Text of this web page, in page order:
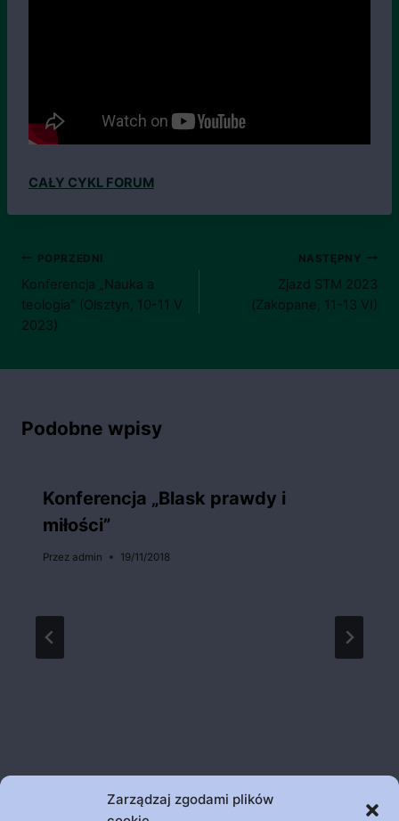
Zarządzaj zgodami plików
CAŁY CYKL FORUM
Nawigacja
wpisu
POPRZEDNI
Konferencja „Nauka a
teologia” (Olsztyn, 10-11 V
2023)
NASTĘPNY
Zjazd STM 2023
(Zakopane, 11-13 VI)
Podobne wpisy
Konferencja „Blask prawdy i
miłości”
Przez admin 19/11/2018